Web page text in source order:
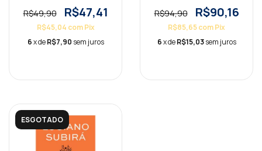
R$49,90
R$47,41
R$45,04 com Pix
6x deR$7,90 sem juros
R$94,90 R$90,16
R$85,65comPix
6x deR$15,03 sem juros
ESGOTADO